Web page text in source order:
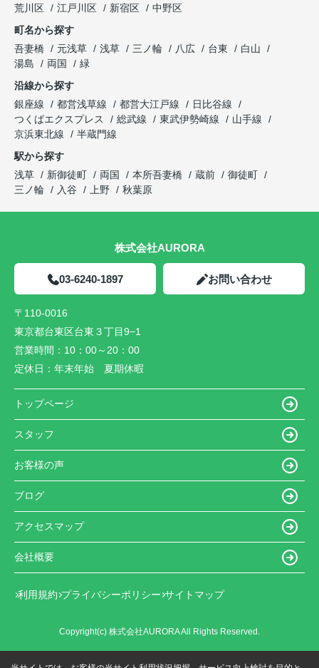
荒川区
江戸川区 新宿区
中野区
町名から探す
吾妻橋
元浅草 浅草 三ノ輪 八広 台東
白山
湯島
両国
緑
沿線から探す
銀座線
都営浅草線 都営大江戸線
日比谷線
つくばエクスプレス
総武線 東武伊勢崎線
山手線
京浜東北線
半蔵門線
駅から探す
浅草
新御徒町 両国 本所吾妻橋 蔵前
御徒町
三ノ輪
入谷 上野 秋葉原
株式会社AURORA
03-6240-1897 お問い合わせ
〒110-0016
東京都台東区台東３丁目9−1
営業時間： 10：00～20：00
定休日： 年末年始 夏期休暇
トップページ
スタッフ
お客様の声
ブログ
アクセスマップ
会社概要
利用規約 プライバシーポリシー サイトマップ
Copyright(c) 株式会社AURORA All Rights Reserved.